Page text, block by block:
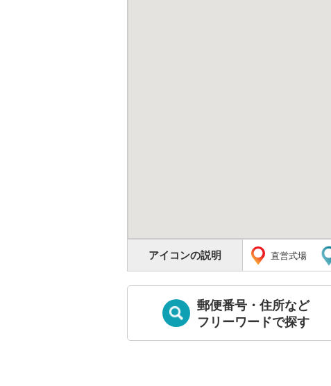
アイコンの説明 直営式場
郵便番号・住所など
フリーワードで探す